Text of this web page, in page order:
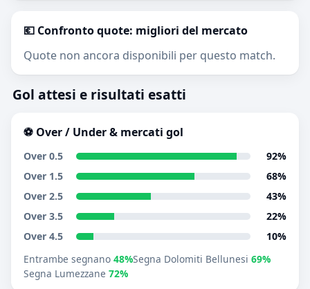
💶 Confronto quote: migliori del mercato
Quote non ancora disponibili per questo match.
Gol attesi e risultati esatti
⚽ Over / Under & mercati gol
Over 0.5
92%
Over 1.5
68%
Over 2.5
43%
Over 3.5
22%
Over 4.5
10%
Entrambe segnano 48%Segna Dolomiti Bellunesi 69%
Segna Lumezzane 72%